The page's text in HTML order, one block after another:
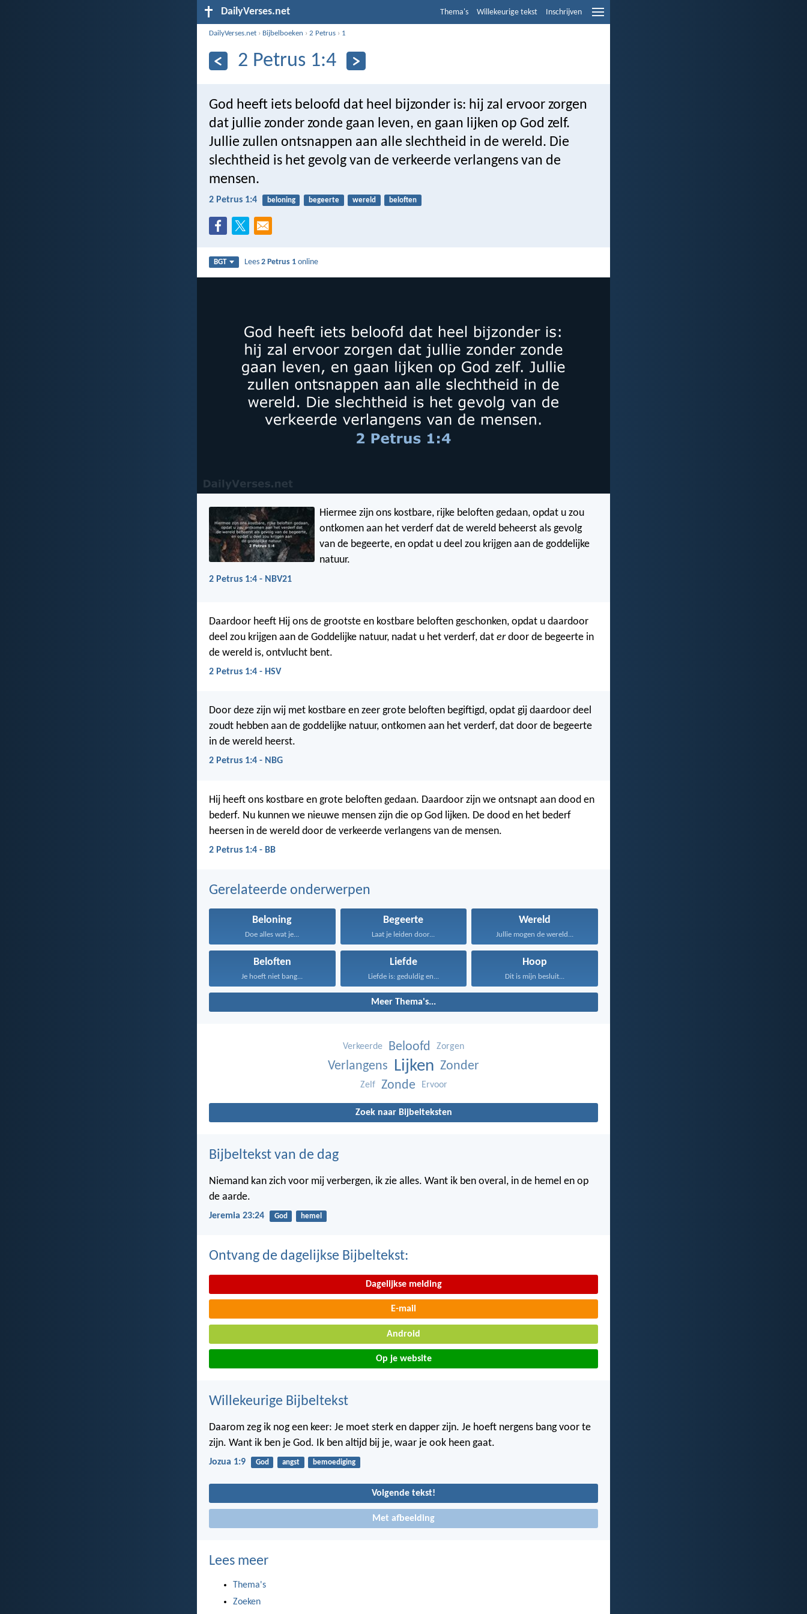
DailyVerses.net Thema's Willekeurige tekst Inschrijven
DailyVerses.net › Bijbelboeken ›2 Petrus › 1
2 Petrus 1:4
God heeft iets beloofd dat heel bijzonder is: hij zal ervoor zorgen
dat jullie zonder zonde gaan leven, en gaan lijken op God zelf.
Jullie zullen ontsnappen aan alle slechtheid in de wereld. Die
slechtheid is het gevolg van de verkeerde verlangens van de
mensen.
2 Petrus 1:4 beloning begeerte wereld beloften
BGT Lees2 Petrus 1 online
Hiermee zijn ons kostbare, rijke beloften gedaan, opdat u zou
ontkomen aan het verderf dat de wereld beheerst als gevolg
van de begeerte, en opdat u deel zou krijgen aan de goddelijke
natuur.
2 Petrus 1:4 - NBV21
Daardoor heeft Hij ons de grootste en kostbare beloften geschonken, opdat u daardoor
deel zou krijgen aan de Goddelijke natuur, nadat u het verderf, dat erdoor de begeerte in
de wereld is, ontvlucht bent.
2 Petrus 1:4 - HSV
Door deze zijn wij met kostbare en zeer grote beloften begiftigd, opdat gij daardoor deel
zoudt hebben aan de goddelijke natuur, ontkomen aan het verderf, dat door de begeerte
in de wereld heerst.
2 Petrus 1:4 - NBG
Hij heeft ons kostbare en grote beloften gedaan. Daardoor zijn we ontsnapt aan dood en
bederf. Nu kunnen we nieuwe mensen zijn die op God lijken. De dood en het bederf
heersen in de wereld door de verkeerde verlangens van de mensen.
2 Petrus 1:4 - BB
Gerelateerde onderwerpen
Beloning
Doe alles wat je...
Begeerte
Laat je leiden door...
Wereld
Jullie mogen de wereld...
Beloften
Je hoeft niet bang...
Liefde
Liefde is: geduldig en...
Hoop
Dit is mijn besluit...
Meer Thema's...
Verkeerde Beloofd Zorgen
Verlangens Lijken Zonder
Zelf Zonde Ervoor
Zoek naar Bijbelteksten
Bijbeltekst van de dag
Niemand kan zich voor mij verbergen, ik zie alles. Want ik ben overal, in de hemel en op
de aarde.
Jeremia 23:24 God hemel
Ontvang de dagelijkse Bijbeltekst:
Dagelijkse melding
E-mail
Android
Op je website
Willekeurige Bijbeltekst
Daarom zeg ik nog een keer: Je moet sterk en dapper zijn. Je hoeft nergens bang voor te
zijn. Want ik ben je God. Ik ben altijd bij je, waar je ook heen gaat.
Jozua 1:9 God angst bemoediging
Volgende tekst!
Met afbeelding
Lees meer
Thema's
Zoeken